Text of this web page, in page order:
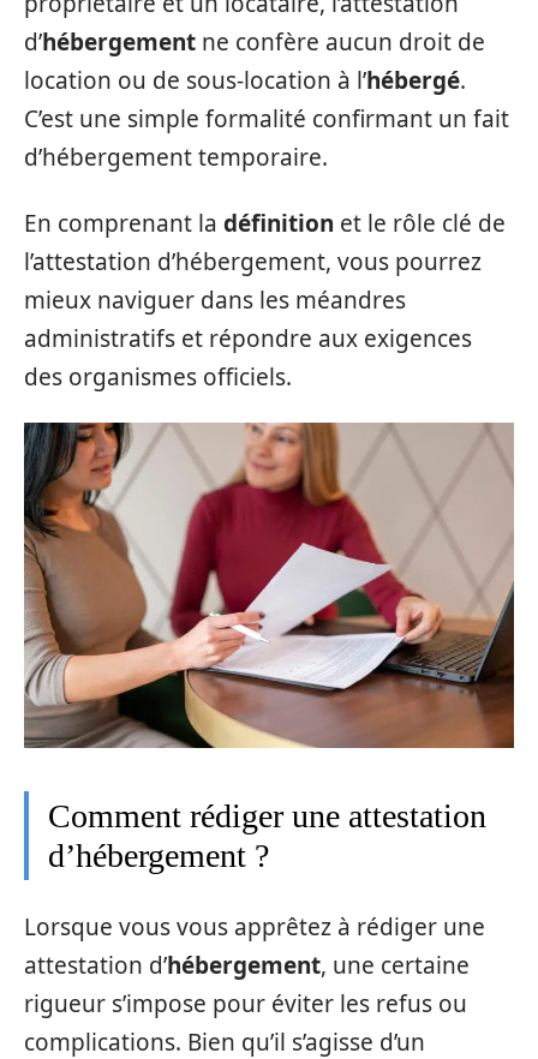
d’hébergement ne confère aucun droit de
location ou de sous-location à l’hébergé.
C’est une simple formalité confirmant un fait
d’hébergement temporaire.
En comprenant la définition et le rôle clé de
l’attestation d’hébergement, vous pourrez
mieux naviguer dans les méandres
administratifs et répondre aux exigences
des organismes officiels.
Comment rédiger une attestation
d’hébergement ?
Lorsque vous vous apprêtez à rédiger une
attestation d’hébergement, une certaine
rigueur s’impose pour éviter les refus ou
complications. Bien qu’il s’agisse d’un